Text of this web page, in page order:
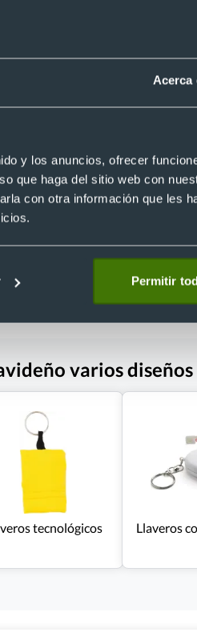
Acerca
y los anuncios, ofrecer
que haga del sitio web con
con otra información que les
Permitir
68253
varios diseños
tecnológicos Llaveros